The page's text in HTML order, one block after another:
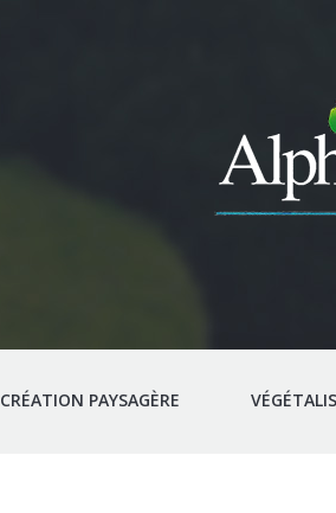
CRÉATION PAYSAGÈRE